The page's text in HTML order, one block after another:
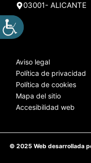
03001- ALICANTE
Aviso legal
Política de privacidad
Política de cookies
Mapa del sitio
Accesibilidad web
© 2025 Web desarrollada